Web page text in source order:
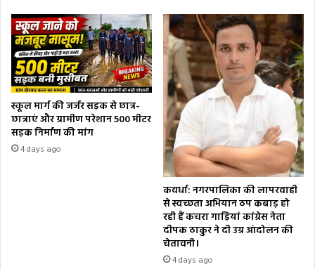
स्कूल मार्ग की जर्जर सड़क से छात्र-
छात्राएं और ग्रामीण परेशान 500 मीटर
सड़क निर्माण की मांग
4 days ago
कवर्धा: नगरपालिका की लापरवाही
से स्वच्छता अभियान ठप कबाड़ हो
रही हैं कचरा गाड़ियां कांग्रेस नेता
दीपक ठाकुर ने दी उग्र आंदोलन की
चेतावनी।
4 days ago